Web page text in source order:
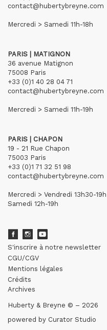
contact@hubertybreyne.com
Mercredi > Samedi 11h-18h
PARIS | MATIGNON
36 avenue Matignon
75008 Paris
+33 (0)1 40 28 04 71
contact@hubertybreyne.com
Mercredi > Samedi 11h-19h
PARIS | CHAPON
19 - 21 Rue Chapon
75003 Paris
+33 (0)1 71 32 51 98
contact@hubertybreyne.com
Mercredi > Vendredi 13h30-19h
Samedi 12h-19h
S'inscrire à notre newsletter
CGU/CGV
Mentions légales
Crédits
Archives
Huberty & Breyne © – 2026
powered by Curator Studio